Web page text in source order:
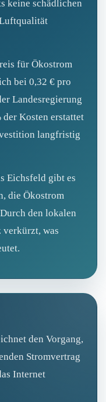
keine schädlichen
für Ökostrom
bei 0,32 € pro
Landesregierung
Kosten erstattet
langfristig
Eichsfeld gibt es
die Ökostrom
den lokalen
verkürzt, was
den Vorgang,
Stromvertrag
Internet